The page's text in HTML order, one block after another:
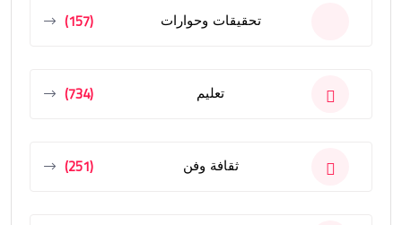
تحقيقات وحوارات (157)
تعليم (734)
ثقافة وفن (251)